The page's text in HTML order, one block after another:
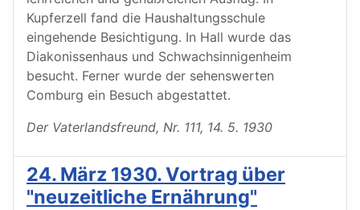
Kupferzell fand die Haushaltungsschule
eingehende Besichtigung. In Hall wurde das
Diakonissenhaus und Schwachsinnigenheim
besucht. Ferner wurde der sehenswerten
Comburg ein Besuch abgestattet.
Der Vaterlandsfreund, Nr. 111, 14. 5. 1930
24. März 1930. Vortrag über
"neuzeitliche Ernährung"